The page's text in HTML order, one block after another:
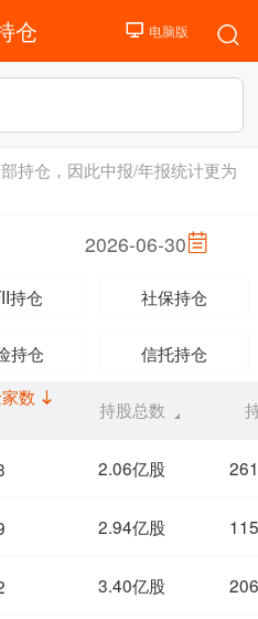
仓
持仓，因此中报/年报统计更为
2026-06-30
持仓 社保持仓
持仓 信托持仓
数
持股总数
2.06亿股
2.94亿股
3.40亿股